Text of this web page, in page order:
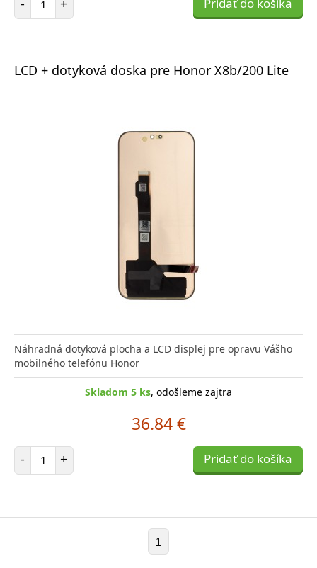
LCD + dotyková doska pre Honor X8b/200 Lite
Náhradná dotyková plocha a LCD displej pre opravu Vášho
mobilného telefónu Honor
Skladom 5 ks, odošleme zajtra
36.84 €
- Počet položiek
+ Pridať do košíka
1